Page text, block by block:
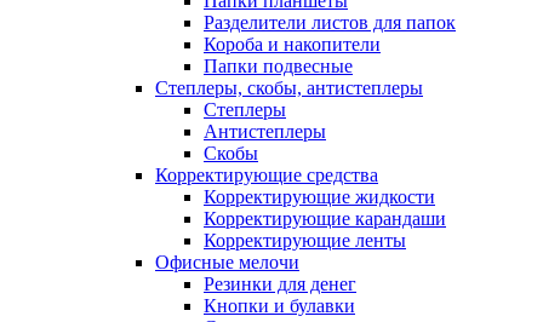
Разделители листов для папок
Короба и накопители
Папки подвесные
Степлеры, скобы, антистеплеры
Степлеры
Антистеплеры
Скобы
Корректирующие средства
Корректирующие жидкости
Корректирующие карандаши
Корректирующие ленты
Офисные мелочи
Резинки для денег
Кнопки и булавки